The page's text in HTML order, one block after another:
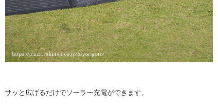
サッと広げるだけでソーラー充電ができます。